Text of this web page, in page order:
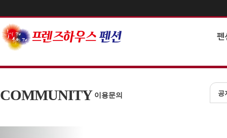
펜
COMMUNITY 이용문의 공